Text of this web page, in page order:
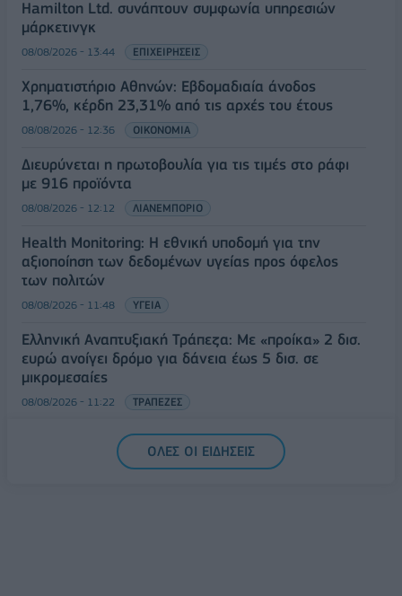
Hamilton Ltd. συνάπτουν συμφωνία υπηρεσιών
μάρκετινγκ
08/08/2026 - 13:44 ΕΠΙΧΕΙΡΗΣΕΙΣ
Χρηματιστήριο Αθηνών: Εβδομαδιαία άνοδος
1,76%, κέρδη 23,31% από τις αρχές του έτους
08/08/2026 - 12:36 ΟΙΚΟΝΟΜΙΑ
Διευρύνεται η πρωτοβουλία για τις τιμές στο ράφι
με 916 προϊόντα
08/08/2026 - 12:12 ΛΙΑΝΕΜΠΟΡΙΟ
Health Monitoring: Η εθνική υποδομή για την
αξιοποίηση των δεδομένων υγείας προς όφελος
των πολιτών
08/08/2026 - 11:48 ΥΓΕΙΑ
Ελληνική Αναπτυξιακή Τράπεζα: Με «προίκα» 2 δισ.
ευρώ ανοίγει δρόμο για δάνεια έως 5 δισ. σε
μικρομεσαίες
08/08/2026 - 11:22 ΤΡΑΠΕΖΕΣ
5G παντού, 6G στον ορίζοντα: Πού βρίσκεται η
Ελλάδα στη μεγάλη τεχνολογική μετάβαση
ΟΛΕΣ ΟΙ ΕΙΔΗΣΕΙΣ